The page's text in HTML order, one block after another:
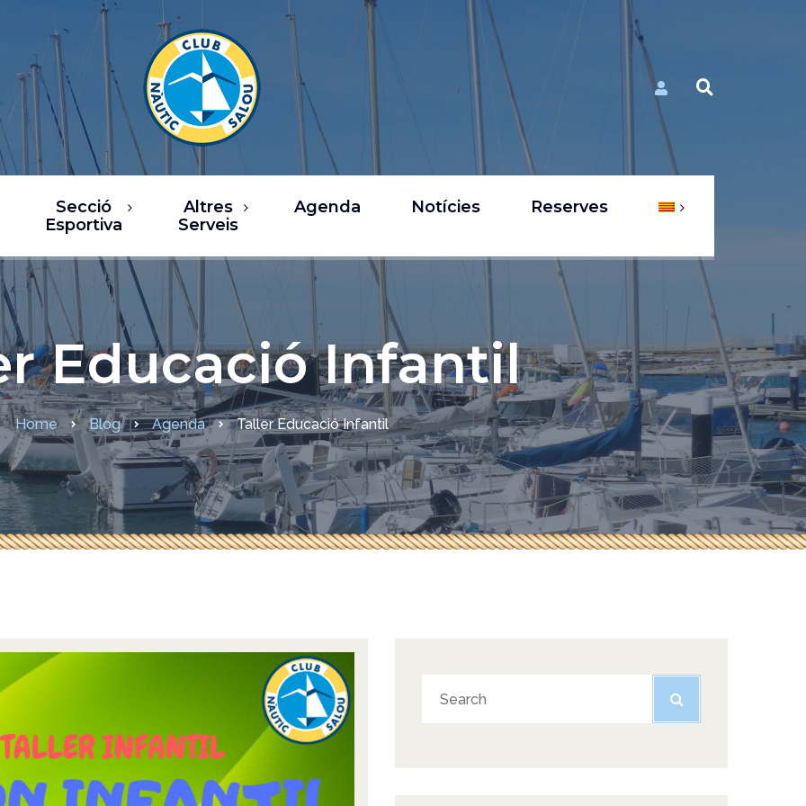
Secció
Esportiva
de Vela
Fitness
COVID-19
Altres
Serveis
Restaurants
Oci / Comerç
Xàrter i activitats
nàutiques
Serveis nàutics
Agenda Notícies Reserves
Educació Infantil
Home Blog Agenda Taller Educació Infantil